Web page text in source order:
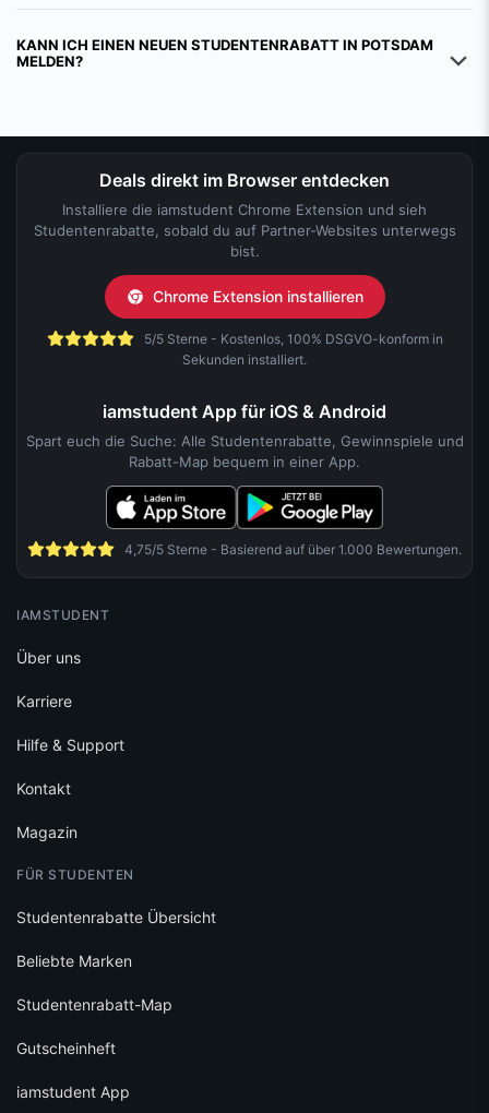
KANN ICH EINEN NEUEN STUDENTENRABATT IN POTSDAM
MELDEN?
Deals direkt im Browser entdecken
Installiere die iamstudent Chrome Extension und sieh
Studentenrabatte, sobald du auf Partner-Websites unterwegs
bist.
Chrome Extension installieren
5/5 Sterne - Kostenlos, 100% DSGVO-konform in
Sekunden installiert.
iamstudent App für iOS & Android
Spart euch die Suche: Alle Studentenrabatte, Gewinnspiele und
Rabatt-Map bequem in einer App.
4,75/5 Sterne - Basierend auf über 1.000 Bewertungen.
IAMSTUDENT
Über uns
Karriere
Hilfe & Support
Kontakt
Magazin
FÜR STUDENTEN
Studentenrabatte Übersicht
Beliebte Marken
Studentenrabatt-Map
Gutscheinheft
iamstudent App